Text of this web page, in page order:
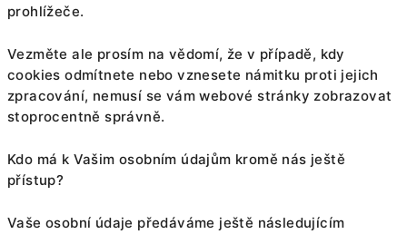
prohlížeče.
Vezměte ale prosím na vědomí, že v případě, kdy
cookies odmítnete nebo vznesete námitku proti jejich
zpracování, nemusí se vám webové stránky zobrazovat
stoprocentně správně.
Kdo má k Vašim osobním údajům kromě nás ještě
přístup?
Vaše osobní údaje předáváme ještě následujícím